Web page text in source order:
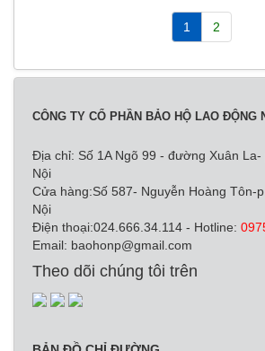
1 2
CÔNG TY CỔ PHẦN BẢO HỘ LAO ĐỘNG
Địa chỉ: Số 1A Ngõ 99 - đường Xuân
Nội
Cửa hàng:Số 587- Nguyễn Hoàng Tôn-
Nội
Điện thoại:024.666.34.114 - Hotline:
Email: baohonp@gmail.com
Theo dõi chúng tôi trên